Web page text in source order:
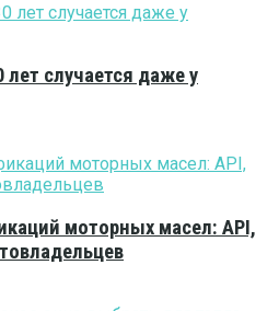
лет случается даже у
моторных масел: API,